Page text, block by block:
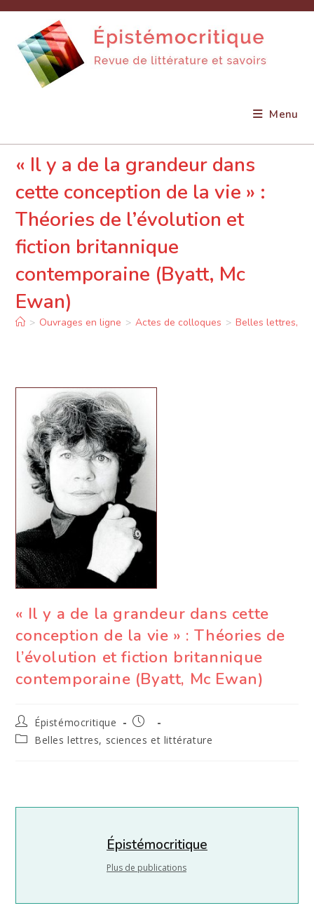
content
Menu
« Il y a de la grandeur dans
cette conception de la vie » :
Théories de l’évolution et
fiction britannique
contemporaine (Byatt, Mc
Ewan)
> Ouvrages en ligne > Actes de colloques > Belles lettres,
« Il y a de la grandeur dans cette
conception de la vie » : Théories de
l’évolution et fiction britannique
contemporaine (Byatt, Mc Ewan)
Auteur/autrice
de
la
Épistémocritique
Publication
publiée :
PostBelles lettres, sciences et littérature
Épistémocritique
Plus de publications